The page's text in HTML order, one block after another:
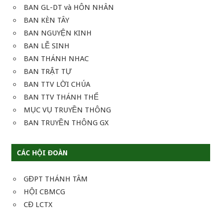
BAN GL-DT và HÔN NHÂN
BAN KÈN TÂY
BAN NGUYỆN KINH
BAN LỄ SINH
BAN THÁNH NHAC
BAN TRẬT TỰ
BAN TTV LỜI CHÚA
BAN TTV THÁNH THỂ
MỤC VỤ TRUYỀN THÔNG
BAN TRUYỀN THÔNG GX
CÁC HỘI ĐOÀN
GĐPT THÁNH TÂM
HỘI CBMCG
CĐ LCTX